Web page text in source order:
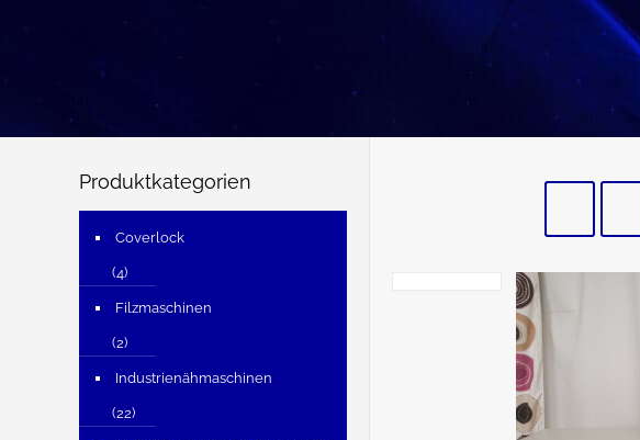
Produktkategorien
Coverlock
(4)
Filzmaschinen
(2)
Industrienähmaschinen
(22)